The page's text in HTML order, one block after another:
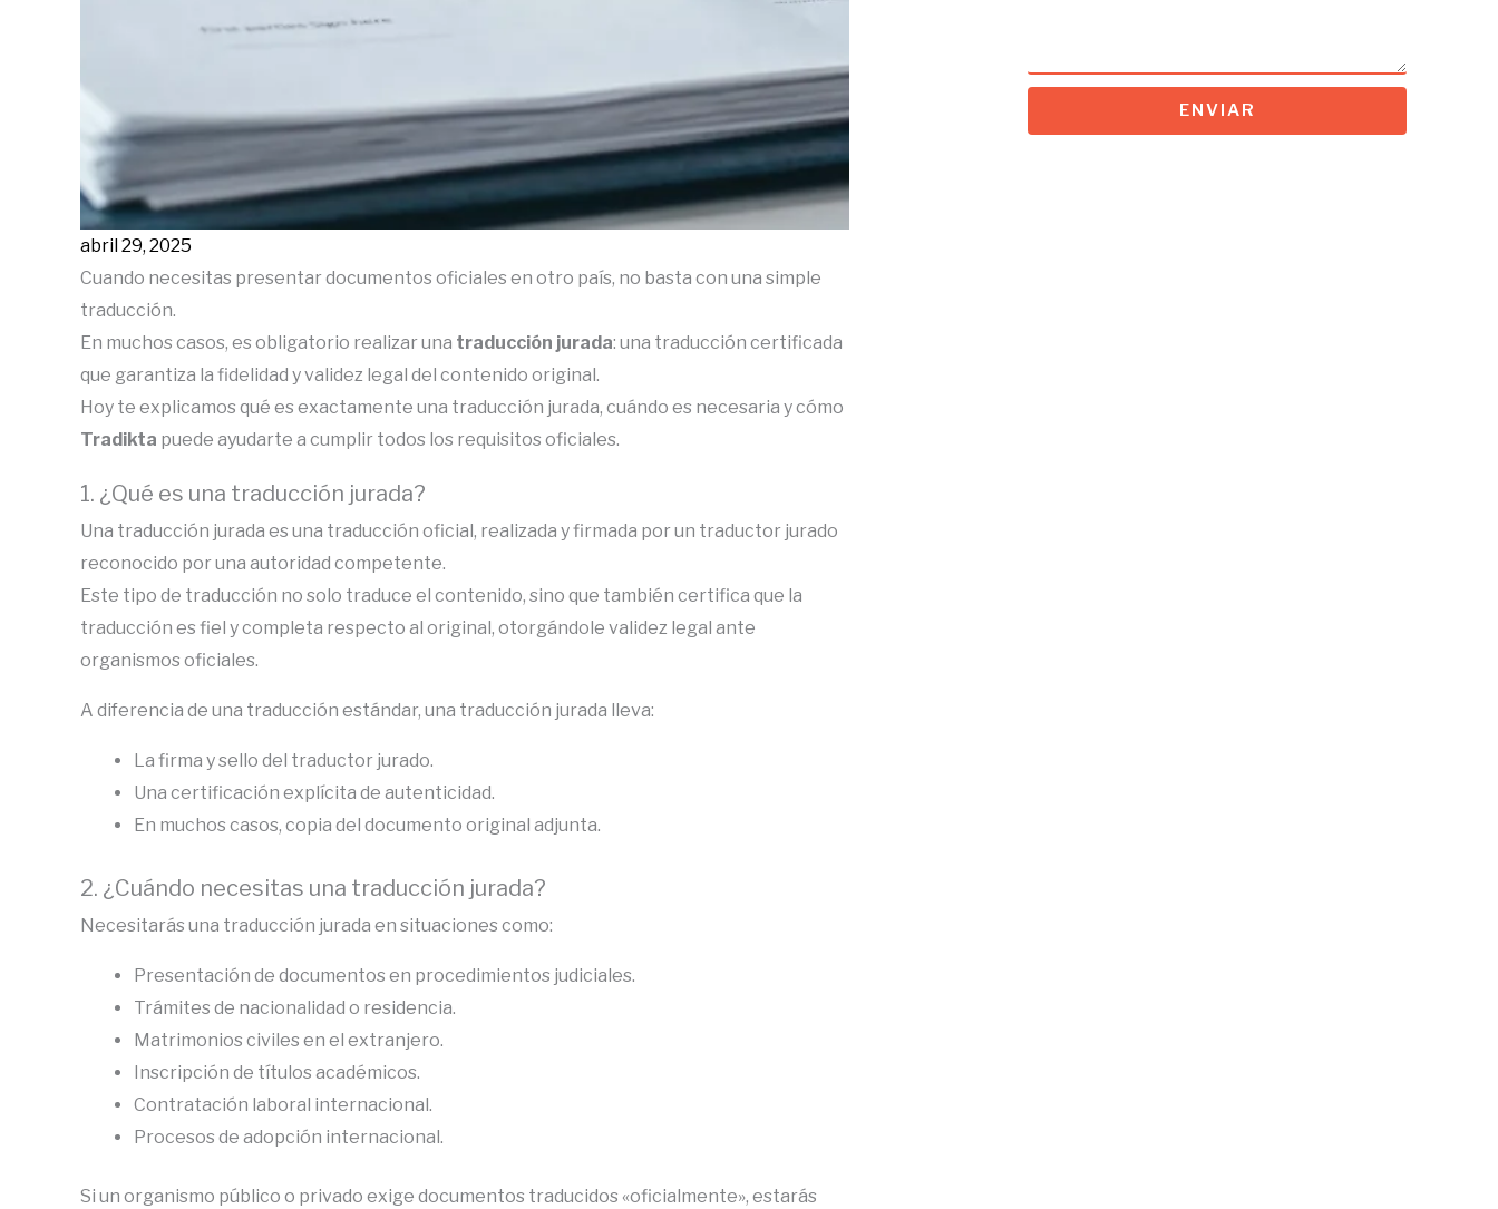
abril 29, 2025
Cuando necesitas presentar documentos oficiales en otro país, no basta con una simple
traducción.
En muchos casos, es obligatorio realizar una traducción jurada: una traducción certificada
que garantiza la fidelidad y validez legal del contenido original.
Hoy te explicamos qué es exactamente una traducción jurada, cuándo es necesaria y cómo
Tradikta puede ayudarte a cumplir todos los requisitos oficiales.
1. ¿Qué es una traducción jurada?
Una traducción jurada es una traducción oficial, realizada y firmada por un traductor jurado
reconocido por una autoridad competente.
Este tipo de traducción no solo traduce el contenido, sino que también certifica que la
traducción es fiel y completa respecto al original, otorgándole validez legal ante
organismos oficiales.
A diferencia de una traducción estándar, una traducción jurada lleva:
La firma y sello del traductor jurado.
Una certificación explícita de autenticidad.
En muchos casos, copia del documento original adjunta.
2. ¿Cuándo necesitas una traducción jurada?
Necesitarás una traducción jurada en situaciones como:
Presentación de documentos en procedimientos judiciales.
Trámites de nacionalidad o residencia.
Matrimonios civiles en el extranjero.
Inscripción de títulos académicos.
Contratación laboral internacional.
Procesos de adopción internacional.
Si un organismo público o privado exige documentos traducidos «oficialmente», estarás
ENVIAR